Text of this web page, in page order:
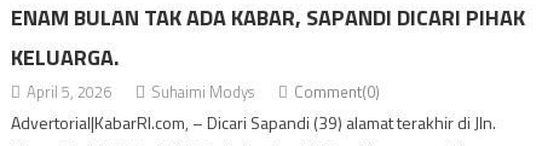
ENAM BULAN TAK ADA KABAR, SAPANDI DICARI PIHAK
KELUARGA.
April 5, 2026 Suhaimi Modys Comment(0)
Advertorial|KabarRI.com, – Dicari Sapandi (39) alamat terakhir di Jln.